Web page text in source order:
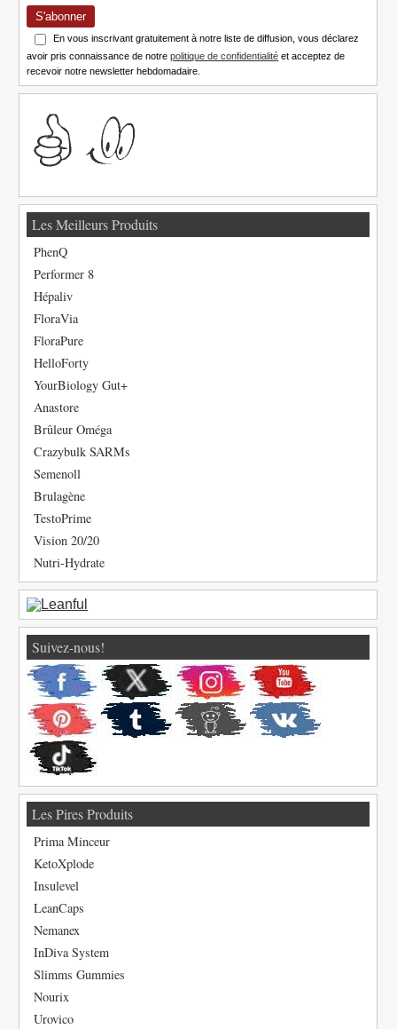
S'abonner
En vous inscrivant gratuitement à notre liste de diffusion, vous déclarez
avoir pris connaissance de notrepolitique de confidentialité et acceptez de
recevoir notre newsletter hebdomadaire.
Les Meilleurs Produits
PhenQ
Performer 8
Hépaliv
FloraVia
FloraPure
HelloForty
YourBiology Gut+
Anastore
Brûleur Oméga
Crazybulk SARMs
Semenoll
Brulagène
TestoPrime
Vision 20/20
Nutri-Hydrate
Suivez-nous!
Les Pires Produits
Prima Minceur
KetoXplode
Insulevel
LeanCaps
Nemanex
InDiva System
Slimms Gummies
Nourix
Urovico